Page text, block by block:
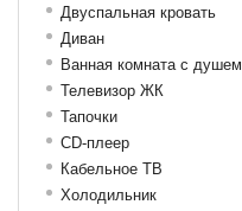
Двуспальная кровать
Диван
Ванная комната с душем
Телевизор ЖК
Тапочки
CD-плеер
Кабельное ТВ
Холодильник